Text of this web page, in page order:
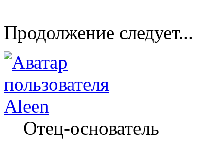
Продолжение следует...
Aleen
Отец-основатель